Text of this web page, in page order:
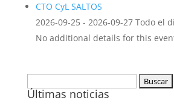
CTO CyL SALTOS
2026-09-25 - 2026-09-27 Todo el
No additional details for this
Últimas noticias